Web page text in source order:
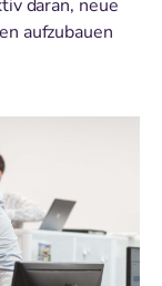
daran, neue
aufzubauen